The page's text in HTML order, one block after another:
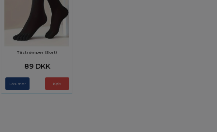
Tåstrømper (Sort)
89 DKK
Läs mer Køb